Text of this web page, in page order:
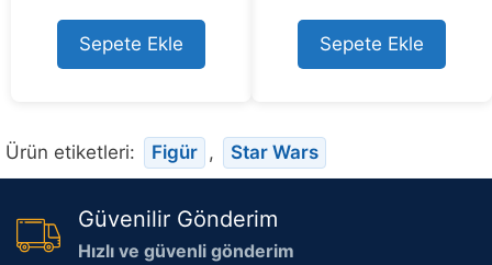
u
t
o
f
Sepete Ekle
u
t
o
f
Sepete Ekle
Ürün etiketleri: Figür , Star Wars
Güvenilir Gönderim
Hızlı ve güvenli gönderim